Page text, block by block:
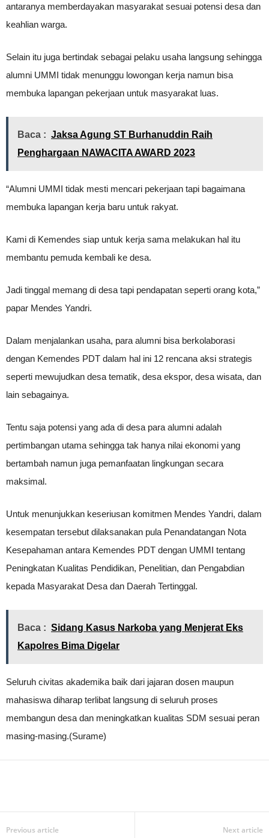
antaranya memberdayakan masyarakat sesuai potensi desa dan
keahlian warga.
Selain itu juga bertindak sebagai pelaku usaha langsung sehingga
alumni UMMI tidak menunggu lowongan kerja namun bisa
membuka lapangan pekerjaan untuk masyarakat luas.
Baca : Jaksa Agung ST Burhanuddin Raih
Penghargaan NAWACITA AWARD 2023
“Alumni UMMI tidak mesti mencari pekerjaan tapi bagaimana
membuka lapangan kerja baru untuk rakyat.
Kami di Kemendes siap untuk kerja sama melakukan hal itu
membantu pemuda kembali ke desa.
Jadi tinggal memang di desa tapi pendapatan seperti orang kota,”
papar Mendes Yandri.
Dalam menjalankan usaha, para alumni bisa berkolaborasi
dengan Kemendes PDT dalam hal ini 12 rencana aksi strategis
seperti mewujudkan desa tematik, desa ekspor, desa wisata, dan
lain sebagainya.
Tentu saja potensi yang ada di desa para alumni adalah
pertimbangan utama sehingga tak hanya nilai ekonomi yang
bertambah namun juga pemanfaatan lingkungan secara
maksimal.
Untuk menunjukkan keseriusan komitmen Mendes Yandri, dalam
kesempatan tersebut dilaksanakan pula Penandatangan Nota
Kesepahaman antara Kemendes PDT dengan UMMI tentang
Peningkatan Kualitas Pendidikan, Penelitian, dan Pengabdian
kepada Masyarakat Desa dan Daerah Tertinggal.
Baca : Sidang Kasus Narkoba yang Menjerat Eks
Kapolres Bima Digelar
Seluruh civitas akademika baik dari jajaran dosen maupun
mahasiswa diharap terlibat langsung di seluruh proses
membangun desa dan meningkatkan kualitas SDM sesuai peran
masing-masing.(Surame)
Previous article Next article